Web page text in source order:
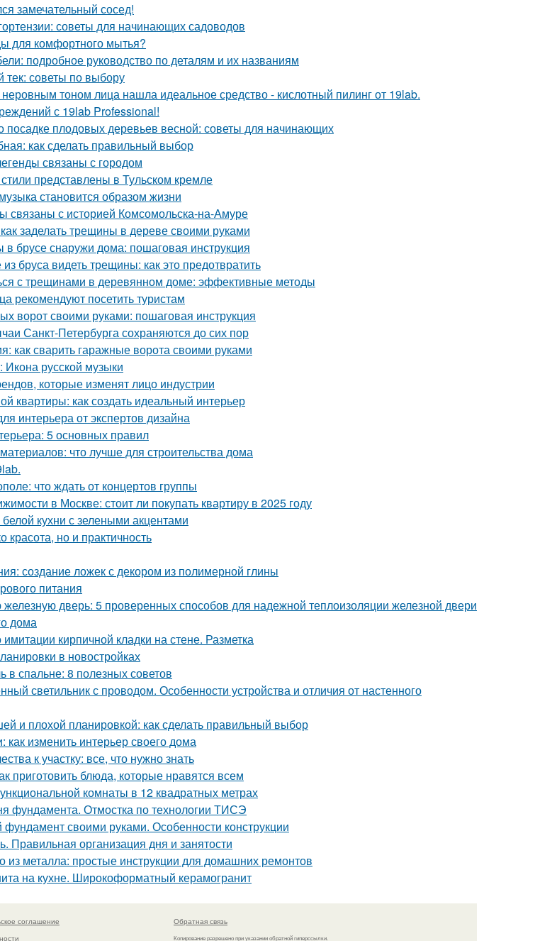
замечательный сосед!
советы для начинающих садоводов
для комфортного мытья?
подробное руководство по деталям и их названиям
тек: советы по выбору
тоном лица нашла идеальное средство - кислотный пилинг от 19lab.
с 19lab Professional!
посадке плодовых деревьев весной: советы для начинающих
как сделать правильный выбор
связаны с городом
представлены в Тульском кремле
становится образом жизни
связаны с историей Комсомольска-на-Амуре
заделать трещины в дереве своими руками
в брусе снаружи дома: пошаговая инструкция
бруса видеть трещины: как это предотвратить
с трещинами в деревянном доме: эффективные методы
рекомендуют посетить туристам
ворот своими руками: пошаговая инструкция
Санкт-Петербурга сохраняются до сих пор
как сварить гаражные ворота своими руками
русской музыки
которые изменят лицо индустрии
квартиры: как создать идеальный интерьер
интерьера от экспертов дизайна
5 основных правил
что лучше для строительства дома
что ждать от концертов группы
в Москве: стоит ли покупать квартиру в 2025 году
кухни с зелеными акцентами
красота, но и практичность
создание ложек с декором из полимерной глины
питания
железную дверь: 5 проверенных способов для надежной теплоизоляции железной двери
дома
кирпичной кладки на стене. Разметка
в новостройках
в спальне: 8 полезных советов
светильник с проводом. Особенности устройства и отличия от настенного
и плохой планировкой: как сделать правильный выбор
как изменить интерьер своего дома
к участку: все, что нужно знать
приготовить блюда, которые нравятся всем
комнаты в 12 квадратных метрах
фундамента. Отмостка по технологии ТИСЭ
своими руками. Особенности конструкции
Правильная организация дня и занятости
из металла: простые инструкции для домашних ремонтов
на кухне. Широкоформатный керамогранит
соглашение
Обратная связь
Копирование разрешено при указании обратной гиперссылки.